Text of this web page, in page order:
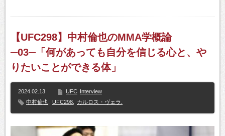
【UFC298】中村倫也のMMA学概論
─03─「何があっても自分を信じる心と、や
りたいことができる体」
2024.02.13 UFC Interview
中村倫也
UFC298 カルロス・ヴェラ.